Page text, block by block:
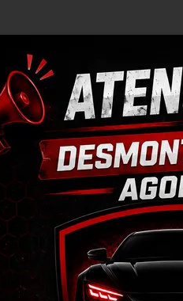
A COMPRA, ISSO
da peça;
de perguntas;
para evitar trocas;